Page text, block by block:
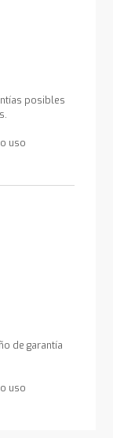
posibles
uso
de garantía
uso